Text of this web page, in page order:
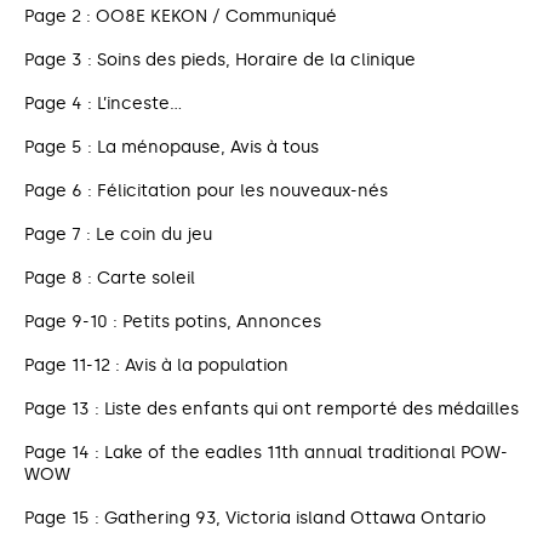
Page 2 : OO8E KEKON / Communiqué
Page 3 : Soins des pieds, Horaire de la clinique
Page 4 : L’inceste…
Page 5 : La ménopause, Avis à tous
Page 6 : Félicitation pour les nouveaux-nés
Page 7 : Le coin du jeu
Page 8 : Carte soleil
Page 9-10 : Petits potins, Annonces
Page 11-12 : Avis à la population
Page 13 : Liste des enfants qui ont remporté des médailles
Page 14 : Lake of the eadles 11th annual traditional POW-
WOW
Page 15 : Gathering 93, Victoria island Ottawa Ontario